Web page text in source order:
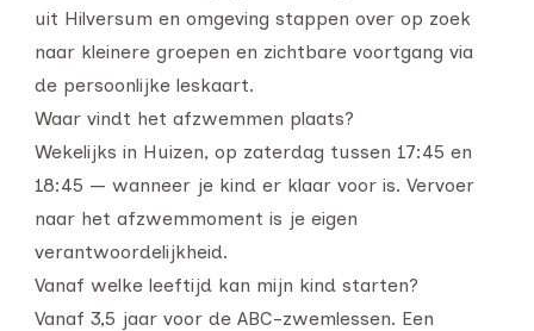
uit Hilversum en omgeving stappen over op zoek
naar kleinere groepen en zichtbare voortgang via
de persoonlijke leskaart.
Waar vindt het afzwemmen plaats?
Wekelijks in Huizen, op zaterdag tussen 17:45 en
18:45 — wanneer je kind er klaar voor is. Vervoer
naar het afzwemmoment is je eigen
verantwoordelijkheid.
Vanaf welke leeftijd kan mijn kind starten?
Vanaf 3,5 jaar voor de ABC-zwemlessen. Een